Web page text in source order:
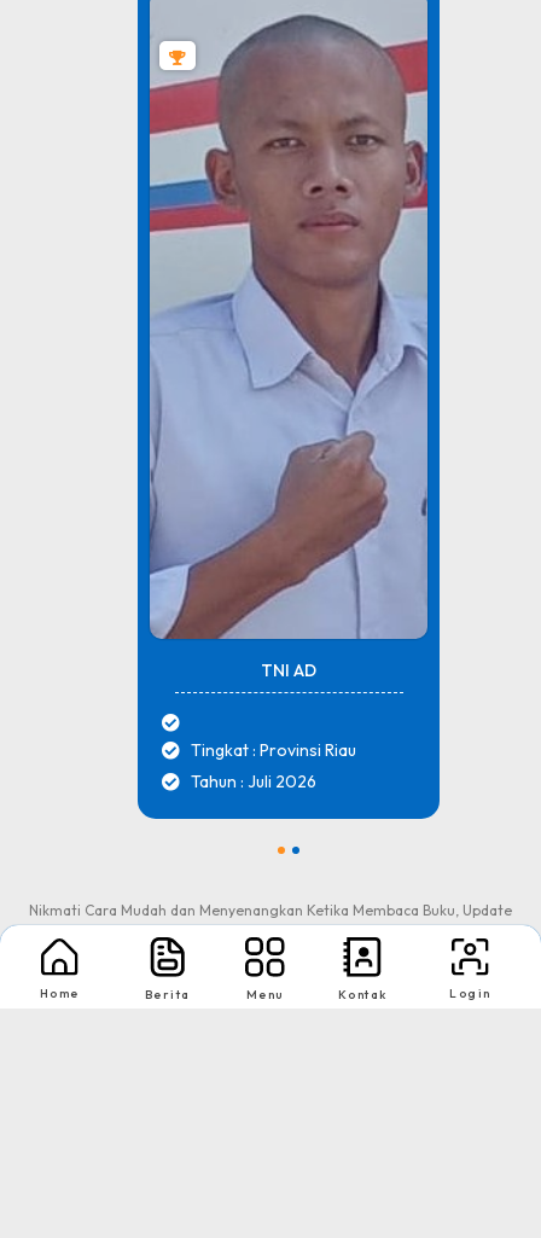
TNI AD
Tingkat : Provinsi Riau
Tahun : Juli 2026
Nikmati Cara Mudah dan Menyenangkan Ketika Membaca Buku, Update
Home Berita Menu Kontak Login